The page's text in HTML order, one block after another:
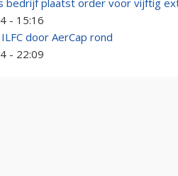
bedrijf plaatst order voor vijftig
- 15:16
door AerCap rond
- 22:09